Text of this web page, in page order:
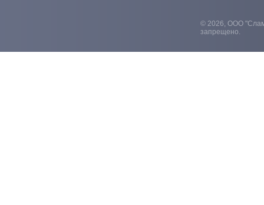
© 2026, ООО
запрещено.